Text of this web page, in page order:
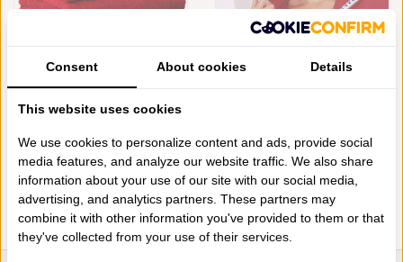
CAWÖ RODE
ROT, UNI 7007 (203), VANAF
€129,90
Consent About cookies Details
This website uses cookies
We use cookies to personalize content and ads, provide social
media features, and analyze our website traffic. We also share
information about your use of our site with our social media,
advertising, and analytics partners. These partners may
combine it with other information you've provided to them or that
they've collected from your use of their services.